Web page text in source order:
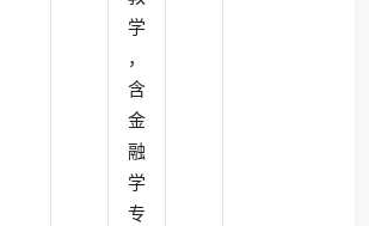
学
，
含
金
融
学
专